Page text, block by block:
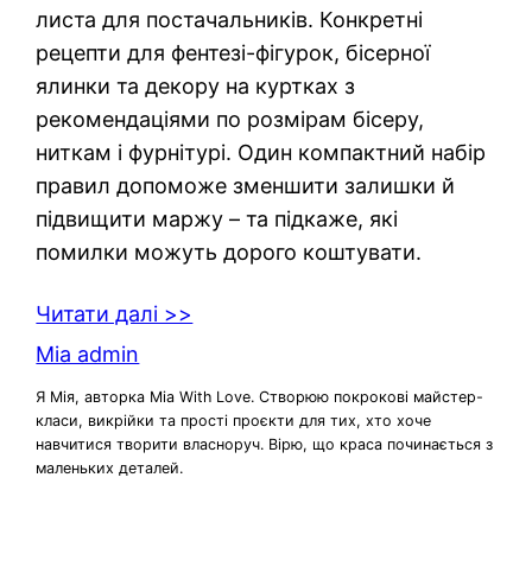
листа для постачальників. Конкретні
рецепти для фентезі-фігурок, бісерної
ялинки та декору на куртках з
рекомендаціями по розмірам бісеру,
ниткам і фурнітурі. Один компактний набір
правил допоможе зменшити залишки й
підвищити маржу – та підкаже, які
помилки можуть дорого коштувати.
Читати далі >>
Mia admin
Я Мія, авторка Mia With Love. Створюю покрокові майстер-
класи, викрійки та прості проєкти для тих, хто хоче
навчитися творити власноруч. Вірю, що краса починається з
маленьких деталей.